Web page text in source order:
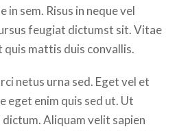
in sem. Risus in neque vel
feugiat dictumst sit. Vitae
quis mattis duis convallis.
netus urna sed. Eget vel et
eget enim quis sed ut. Ut
Aliquam velit sapien